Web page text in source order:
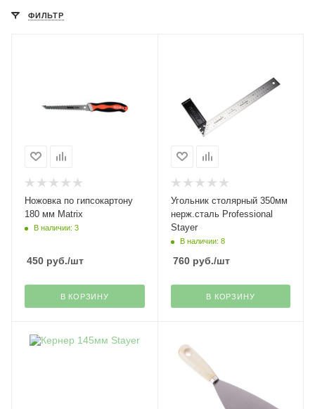
ФИЛЬТР
Ножовка по гипсокартону
180 мм Matrix
В наличии: 3
450 руб./шт
В КОРЗИНУ
Угольник столярный 350мм
нерж.сталь Professional
Stayer
В наличии: 8
760руб./шт
В КОРЗИНУ